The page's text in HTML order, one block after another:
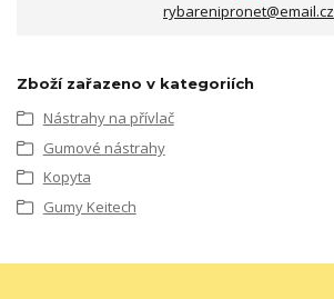
rybarenipronet@email.cz
Zboží zařazeno v kategoriích
Nástrahy na přívlač
Gumové nástrahy
Kopyta
Gumy Keitech